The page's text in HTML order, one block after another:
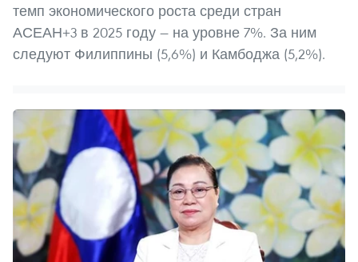
темп экономического роста среди стран
АСЕАН+3 в 2025 году — на уровне 7%. За ним
следуют Филиппины (5,6%) и Камбоджа (5,2%).